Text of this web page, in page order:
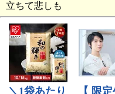
立ちて悲しも